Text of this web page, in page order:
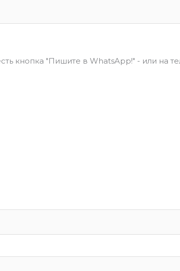
кнопка "Пишите в WhatsApp!" - или на